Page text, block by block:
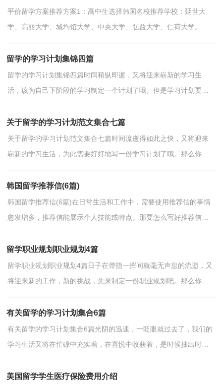
平价留学方案推荐方案1：高中生选择韩国名校推荐学校：延世大
学、高丽大学、城均馆大学、中央大学、弘益大学、仁荷大学。优
留学的学习计划集锦四篇
留学的学习计划集锦四篇时间稍纵即逝，又将迎来崭新的学习生
活，该为自己下阶段的学习制定一个计划了哦。但是学习计划要写
关于留学的学习计划范文集合七篇
关于留学的学习计划范文集合七篇时间流逝得如此之快，又将迎来
崭新的学习生活，为此需要好好地写一份学习计划了哦。那么你真
韩国留学推荐信(6篇)
韩国留学推荐信(6篇)在日常生活和工作中，需要使用推荐信的事情
愈发增多，推荐信能展示个人技能或特点。那要怎么写好推荐信
留学职业规划职业规划4篇
留学职业规划职业规划4篇日子在弹指一挥间就毫无声息的流逝，又
将迎来新的工作，新的挑战，先来制定一份职业规划吧。那么你真
有关留学的学习计划集合6篇
有关留学的学习计划集合6篇光阴的迅速，一眨眼就过去了，我们的
学习生活又将在忙碌中充实着，在喜悦中收获着，是时候抽出时间
美国留学学生医疗保险费用介绍